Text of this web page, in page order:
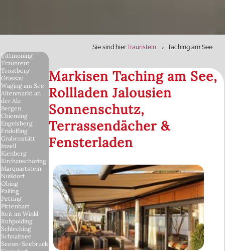
Sie sind hier:Traunstein Taching am See
Markisen Taching am See,
Rollladen Jalousien
Sonnenschutz,
Terrassendächer &
Fensterladen
Tittmoning
Traunreut
Trostberg
Grassau
Waging am See
Altenmarkt an
der Alz
Bergen
Chieming
Engelsberg
Fridolfing
Grabenstätt
Inzell
Kienberg
Kirchanschöring
Marquartstein
Nußdorf
Obing
Palling
Petting
Pittenhart
Reit im Winkl
Ruhpolding
Schleching
Schnaitsee
Seeon-Seebruck